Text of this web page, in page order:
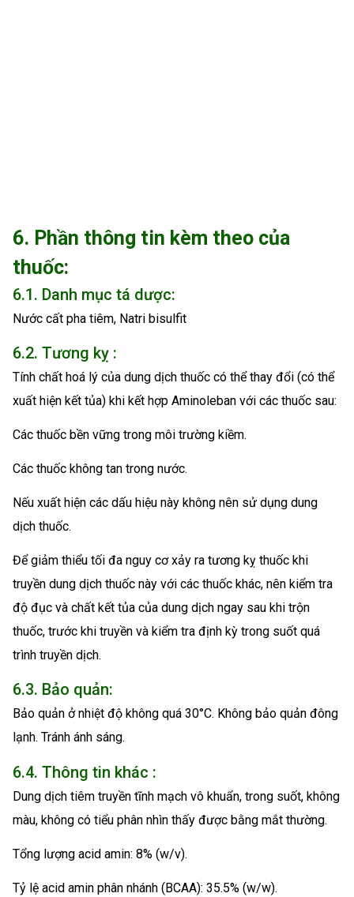
6. Phần thông tin kèm theo của
thuốc:
6.1. Danh mục tá dược:
Nước cất pha tiêm, Natri bisulfit
6.2. Tương kỵ :
Tính chất hoá lý của dung dịch thuốc có thể thay đổi (có thể
xuất hiện kết tủa) khi kết hợp Aminoleban với các thuốc sau:
Các thuốc bền vững trong môi trường kiềm.
Các thuốc không tan trong nước.
Nếu xuất hiện các dấu hiệu này không nên sử dụng dung
dịch thuốc.
Để giảm thiểu tối đa nguy cơ xảy ra tương kỵ thuốc khi
truyền dung dịch thuốc này với các thuốc khác, nên kiểm tra
độ đục và chất kết tủa của dung dịch ngay sau khi trộn
thuốc, trước khi truyền và kiểm tra định kỳ trong suốt quá
trình truyền dịch.
6.3. Bảo quản:
Bảo quản ở nhiệt độ không quá 30°C. Không bảo quản đông
lạnh. Tránh ánh sáng.
6.4. Thông tin khác :
Dung dịch tiêm truyền tĩnh mạch vô khuẩn, trong suốt, không
màu, không có tiểu phân nhìn thấy được bằng mắt thường.
Tổng lượng acid amin: 8% (w/v).
Tỷ lệ acid amin phân nhánh (BCAA): 35.5% (w/w).